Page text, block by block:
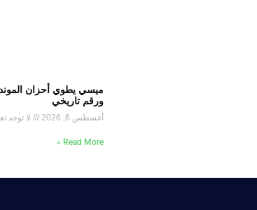
ميسي يطوي أحزان
ورقم تاريخي
أغسطس 6, 2026 لا توجد
Read More »